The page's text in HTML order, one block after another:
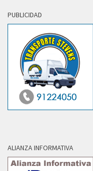
PUBLICIDAD
ALIANZA INFORMATIVA